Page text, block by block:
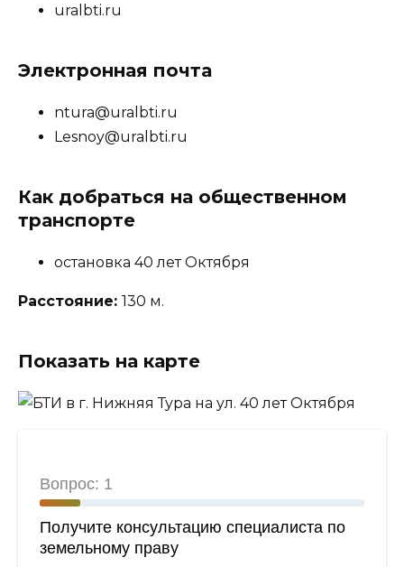
uralbti.ru
Электронная почта
ntura@uralbti.ru
Lesnoy@uralbti.ru
Как добраться на общественном
транспорте
остановка 40 лет Октября
Расстояние: 130 м.
Показать на карте